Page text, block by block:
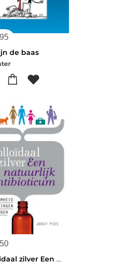
de baas
Colloïdaal zilver Een natuurlijk antibioticum